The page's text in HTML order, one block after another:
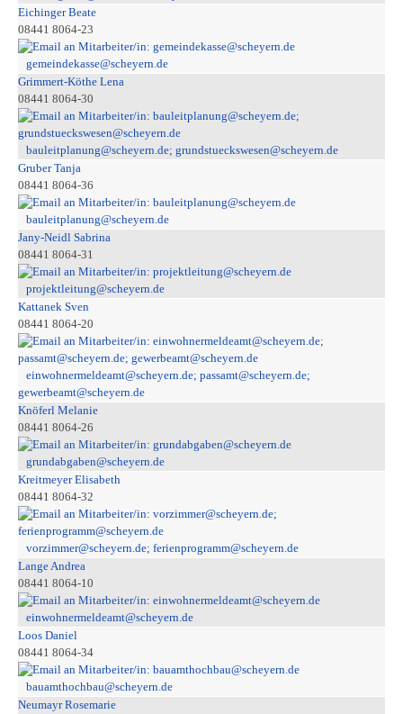
Eichinger Beate
08441 8064-23
gemeindekasse@scheyern.de
Grimmert-Köthe Lena
08441 8064-30
bauleitplanung@scheyern.de; grundstueckswesen@scheyern.de
Gruber Tanja
08441 8064-36
bauleitplanung@scheyern.de
Jany-Neidl Sabrina
08441 8064-31
projektleitung@scheyern.de
Kattanek Sven
08441 8064-20
einwohnermeldeamt@scheyern.de; passamt@scheyern.de;
gewerbeamt@scheyern.de
Knöferl Melanie
08441 8064-26
grundabgaben@scheyern.de
Kreitmeyer Elisabeth
08441 8064-32
vorzimmer@scheyern.de; ferienprogramm@scheyern.de
Lange Andrea
08441 8064-10
einwohnermeldeamt@scheyern.de
Loos Daniel
08441 8064-34
bauamthochbau@scheyern.de
Neumayr Rosemarie